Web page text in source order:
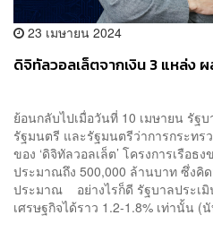
23 เมษายน 2024
ดิจิทัลวอลเล็ตจากเงิน 3 แหล่ง
ย้อนกลับไปเมื่อวันที่ 10 เมษายน รัฐ
รัฐมนตรี และรัฐมนตรีว่าการกระทร
ของ ‘ดิจิทัลวอลเล็ต’ โครงการเรือธ
ประมาณถึง 500,000 ล้านบาท ซึ่งคิด
ประมาณ อย่างไรก็ดี รัฐบาลประเมิ
เศรษฐกิจได้ราว 1.2-1.8% เท่านั้น (นั